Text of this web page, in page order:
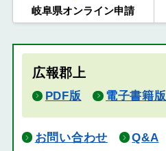
岐阜県オンライン申請
広報郡上
PDF版 電子書籍版
お問い合わせ Q&A